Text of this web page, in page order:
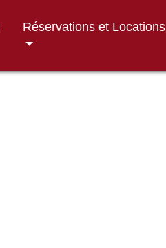
Réservations et Locations